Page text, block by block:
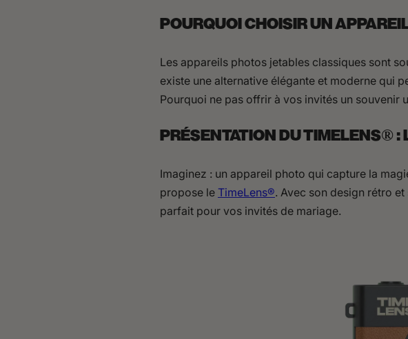
POURQUOI CHOISIR UN
Les appareils photos jetables classiques sont
existe une alternative élégante et moderne qui
Pourquoi ne pas offrir à vos invités un souvenir
PRÉSENTATION DU TIMELENS®
Imaginez : un appareil photo qui capture la
propose le TimeLens®. Avec son design rétro
parfait pour vos invités de mariage.